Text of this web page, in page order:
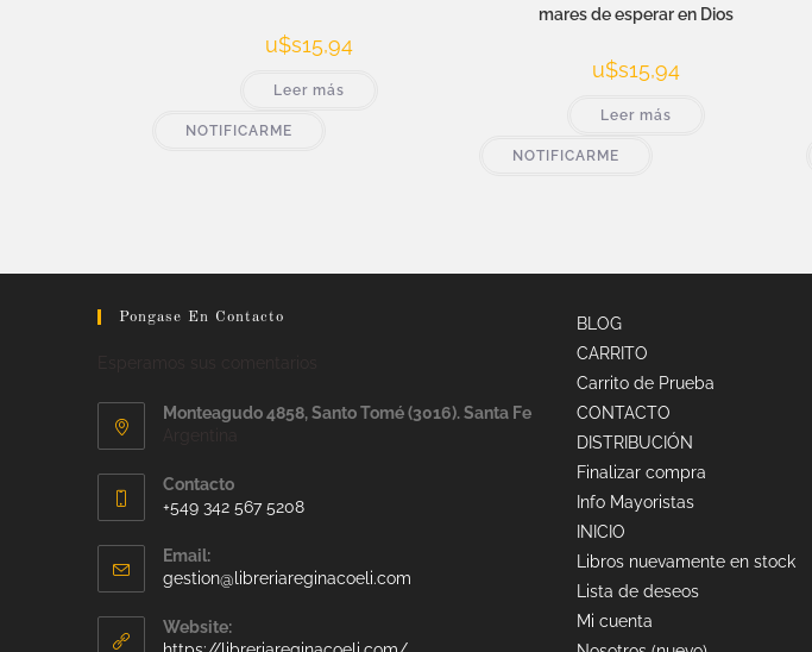
u$s15,94
Leer más
NOTIFICARME
mares de esperar en Dios
u$s15,94
Leer más
NOTIFICARME
Pongase En Contacto
Monteagudo 4858, Santo Tomé (3016). Santa Fe
Contacto
+549 342 567 5208
Email:
gestion@libreriareginacoeli.com
Website:
BLOG
CARRITO
Carrito de Prueba
CONTACTO
DISTRIBUCIÓN
Finalizar compra
Info Mayoristas
INICIO
Libros nuevamente en stock
Lista de deseos
Mi cuenta